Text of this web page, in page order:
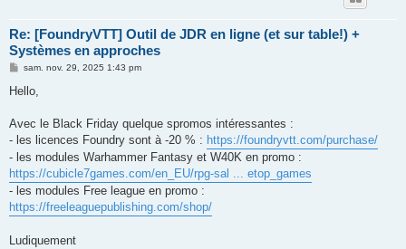
Re: [FoundryVTT] Outil de JDR en ligne (et sur table!) +
Systèmes en approches
M
s
g
sam. nov. 29, 2025 1:43 pm
Hello,
Avec le Black Friday quelque spromos intéressantes :
- les licences Foundry sont à -20 % : https://foundryvtt.com/purchase/
- les modules Warhammer Fantasy et W40K en promo :
https://cubicle7games.com/en_EU/rpg-sal ... etop_games
- les modules Free league en promo :
https://freeleaguepublishing.com/shop/
Ludiquement